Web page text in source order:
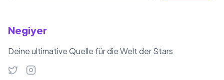
Negiyer
Deine ultimative Quelle für die Welt der Stars